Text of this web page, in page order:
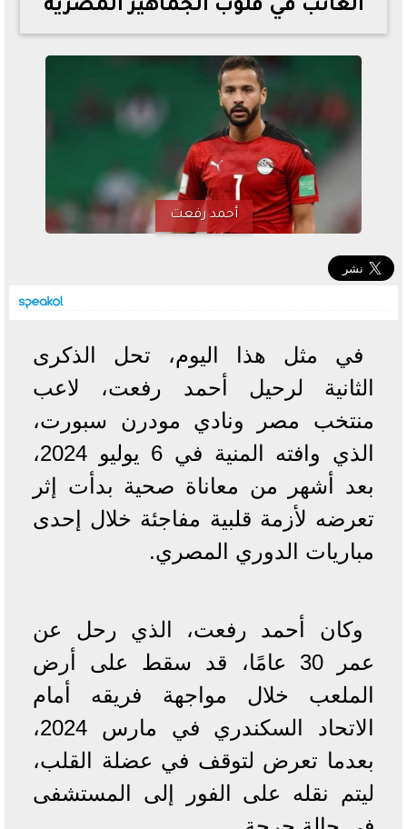
خطوات الاستعلام فور اعتمادها
تصرف مثير من ميسي ونجوم الأرجنتين قبل مواجهة مصر
تحسن حالة فضل شاكر الصحية وخروجه من المستشفى |
تفاصيل
أسعار الحديد والأسمنت اليوم الإثنين 6 - 7 - 2026
الغائب في قلوب الجماهير المصرية
أحمد رفعت
في مثل هذا اليوم، تحل الذكرى
الثانية لرحيل أحمد رفعت، لاعب
منتخب مصر ونادي مودرن سبورت،
الذي وافته المنية في 6 يوليو 2024،
بعد أشهر من معاناة صحية بدأت إثر
تعرضه لأزمة قلبية مفاجئة خلال إحدى
مباريات الدوري المصري.
وكان أحمد رفعت، الذي رحل عن
عمر 30 عامًا، قد سقط على أرض
الملعب خلال مواجهة فريقه أمام
الاتحاد السكندري في مارس 2024،
بعدما تعرض لتوقف في عضلة القلب،
ليتم نقله على الفور إلى المستشفى